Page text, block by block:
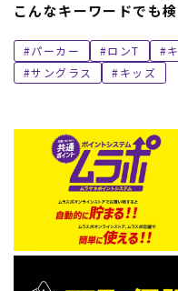
こんなキーワードでも
パーカー ロンT
サングラス
キッズ